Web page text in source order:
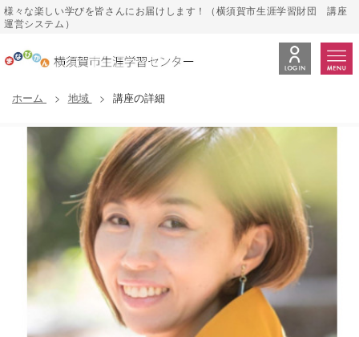
様々な楽しい学びを皆さんにお届けします！（横須賀市生涯学習財団 講座
運営システム）
ホーム 地域 講座の詳細